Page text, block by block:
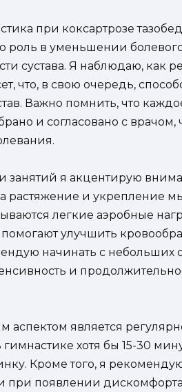
при коксартрозе
роль в уменьшении
сустава. Я наблюдаю, как
что, в свою очередь,
Важно помнить, что
и согласовано с
занятий я акцентирую
растяжение и укрепление
легкие аэробные
помогают улучшить
начинать с небольших
и
является
гимнастике хотя бы 15-30
Кроме того, я
при появлении